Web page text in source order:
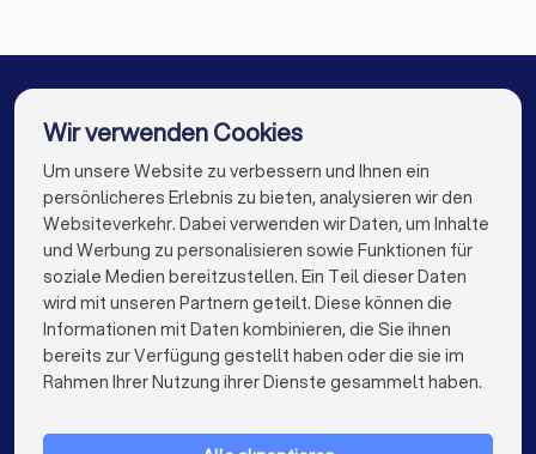
Bauunternehmer in Schwabmünchen
Bauunternehmer in Schrobenhausen
Bauunternehmer in Berlin
Bauunternehmer in Hamburg
Bauunternehmer in München
Bauunternehmer in Köln
Die besten Bauunternehmer für Sie
info@trustlocal.de
FÜR PRIVATPERSONEN
Wir verwenden Cookies
Um unsere Website zu verbessern und Ihnen ein
persönlicheres Erlebnis zu bieten, analysieren wir den
Websiteverkehr. Dabei verwenden wir Daten, um Inhalte
und Werbung zu personalisieren sowie Funktionen für
soziale Medien bereitzustellen. Ein Teil dieser Daten
wird mit unseren Partnern geteilt. Diese können die
Informationen mit Daten kombinieren, die Sie ihnen
bereits zur Verfügung gestellt haben oder die sie im
Rahmen Ihrer Nutzung ihrer Dienste gesammelt haben.